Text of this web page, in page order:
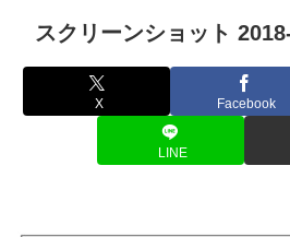
スクリーンショット
X Facebook
LINE